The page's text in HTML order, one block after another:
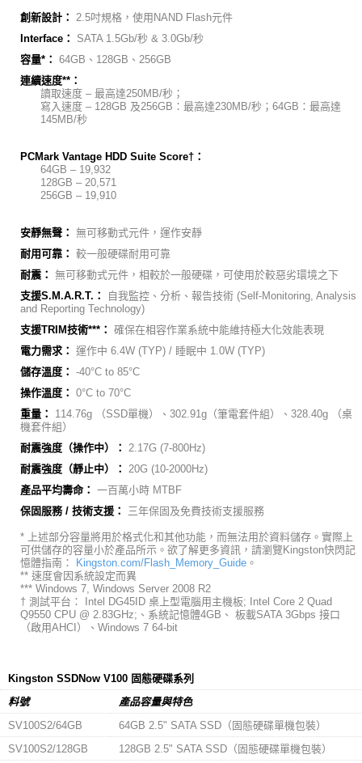
創新設計： 2.5吋規格，使用NAND Flash元件
Interface： SATA 1.5Gb/秒 & 3.0Gb/秒
容量*： 64GB、128GB、256GB
連續速度**：
讀取速度 – 最高達250MB/秒；
寫入速度 – 128GB 及256GB：最高達230MB/秒；64GB：最高達
145MB/秒
PCMark Vantage HDD Suite Score† ：
64GB – 19,932
128GB – 20,571
256GB – 19,910
安靜無聲： 無可移動式元件，運作安靜
耐用可靠： 較一般硬碟耐用可靠
耐震： 無可移動式元件，相較於一般硬碟，可使用於較惡劣環境之下
支援S.M.A.R.T.：
自我監控、分析、報告技術 (Self-Monitoring, Analysis
and Reporting Technology)
支援TRIM技術***： 確保在相容作業系統中能維持極大化效能表現
電力需求： 運作中 6.4W (TYP) / 睡眠中 1.0W (TYP)
儲存溫度： -40°C to 85°C
操作溫度： 0°C to 70°C
重量： 114.76g （SSD單機）、302.91g（筆電套件組）、328.40g （桌
機套件組）
耐震強度（操作中）： 2.17G (7-800Hz)
耐震強度（靜止中）： 20G (10-2000Hz)
產品平均壽命： 一百萬小時 MTBF
保固服務 / 技術支援： 三年保固及免費技術支援服務
* 上述部分容量將用於格式化和其他功能，而無法用於資料儲存。實際上
可供儲存的容量小於產品所示。欲了解更多資訊，請瀏覽Kingston快閃記
憶體指南：
Kingston.com/Flash_Memory_Guide 。
** 速度會因系統設定而異
*** Windows 7, Windows Server 2008 R2
† 測試平台： Intel DG45ID 桌上型電腦用主機板; Intel Core 2 Quad
Q9550 CPU @ 2.83GHz;、系統記憶體4GB、 板載SATA 3Gbps 接口
（啟用AHCI）、Windows 7 64-bit
Kingston SSDNow V100 固態硬碟系列
料號
產品容量與特色
SV100S2/64GB
64GB 2.5" SATA SSD（固態硬碟單機包裝）
SV100S2/128GB
128GB 2.5" SATA SSD（固態硬碟單機包裝）